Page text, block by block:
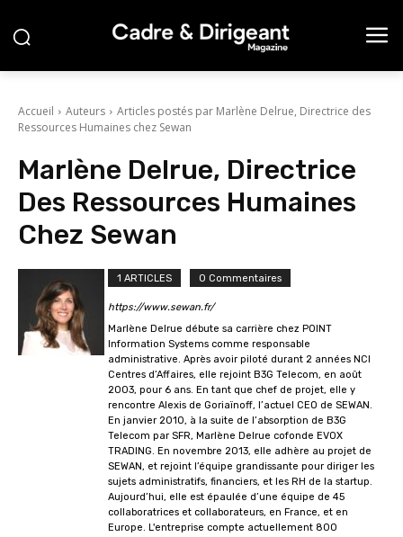
Accueil Auteurs
Articles postés par Marlène Delrue, Directrice des
Ressources Humaines chez Sewan
Marlène Delrue, Directrice
Des Ressources Humaines
Chez Sewan
1 ARTICLES 0 Commentaires
https://www.sewan.fr/
Marlène Delrue débute sa carrière chez POINT
Information Systems comme responsable
administrative. Après avoir piloté durant 2 années NCI
Centres d’Affaires, elle rejoint B3G Telecom, en août
2003, pour 6 ans. En tant que chef de projet, elle y
rencontre Alexis de Goriaïnoff, l’actuel CEO de SEWAN.
En janvier 2010, à la suite de l’absorption de B3G
Telecom par SFR, Marlène Delrue cofonde EVOX
TRADING. En novembre 2013, elle adhère au projet de
SEWAN, et rejoint l’équipe grandissante pour diriger les
sujets administratifs, financiers, et les RH de la startup.
Aujourd’hui, elle est épaulée d’une équipe de 45
collaboratrices et collaborateurs, en France, et en
Europe. L'entreprise compte actuellement 800